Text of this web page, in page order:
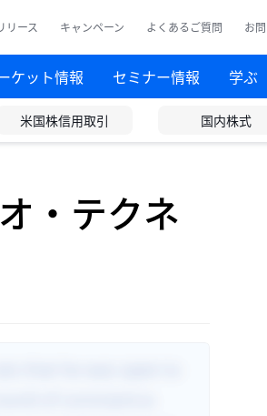
リース キャンペーン よくあるご質問 お
ケット情報 セミナー情報 学ぶ
米国株信用取引 国内株式
・テクネ